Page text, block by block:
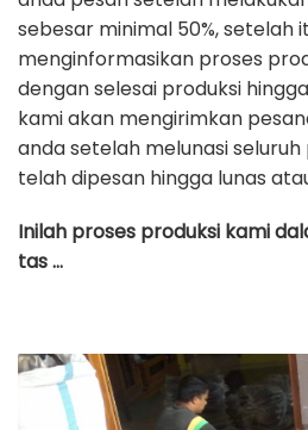
sebesar minimal 50%, setelah
menginformasikan proses
dengan selesai produksi
kami akan mengirimkan
anda setelah melunasi
telah dipesan hingga lunas
Inilah proses produksi kami
tas …